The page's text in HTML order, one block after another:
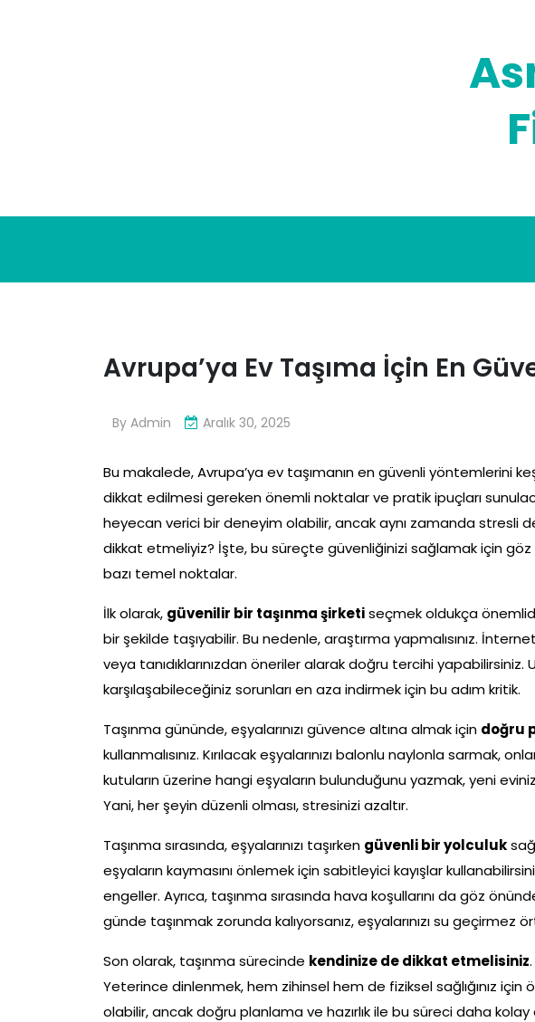
Avrupa’ya Ev Taşıma İçin En
By Admin Aralık 30, 2025
Bu makalede, Avrupa’ya ev taşımanın en güvenli yöntemlerini
dikkat edilmesi gereken önemli noktalar ve pratik ipuçları
heyecan verici bir deneyim olabilir, ancak aynı zamanda stresli
dikkat etmeliyiz? İşte, bu süreçte güvenliğinizi sağlamak için
bazı temel noktalar.
İlk olarak, güvenilir bir taşınma şirketiseçmek oldukça
bir şekilde taşıyabilir. Bu nedenle, araştırma yapmalısınız.
veya tanıdıklarınızdan öneriler alarak doğru tercihi yapabilirsiniz.
karşılaşabileceğiniz sorunları en aza indirmek için bu adım kritik.
Taşınma gününde, eşyalarınızı güvence altına almak için doğru
kullanmalısınız. Kırılacak eşyalarınızı balonlu naylonla sarmak,
kutuların üzerine hangi eşyaların bulunduğunu yazmak, yeni
Yani, her şeyin düzenli olması, stresinizi azaltır.
Taşınma sırasında, eşyalarınızı taşırken güvenli bir yolculuk
eşyaların kaymasını önlemek için sabitleyici kayışlar
engeller. Ayrıca, taşınma sırasında hava koşullarını da göz
günde taşınmak zorunda kalıyorsanız, eşyalarınızı su geçirmez
Son olarak, taşınma sürecinde kendinize de dikkat etmelisiniz
Yeterince dinlenmek, hem zihinsel hem de fiziksel sağlığınız için
olabilir, ancak doğru planlama ve hazırlık ile bu süreci daha